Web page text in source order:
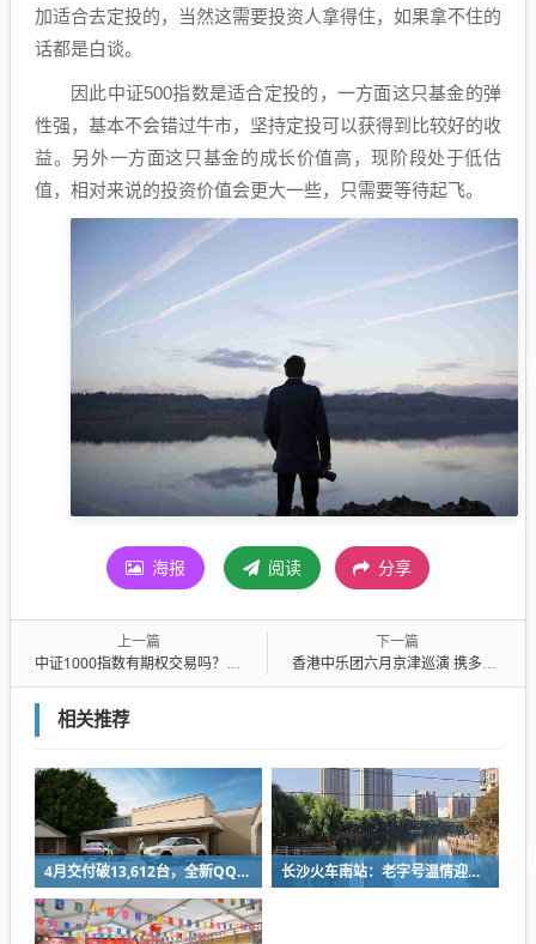
加适合去定投的，当然这需要投资人拿得住，如果拿不住的
话都是白谈。
因此中证500指数是适合定投的，一方面这只基金的弹
性强，基本不会错过牛市，坚持定投可以获得到比较好的收
益。另外一方面这只基金的成长价值高，现阶段处于低估
值，相对来说的投资价值会更大一些，只需要等待起飞。
海报 阅读 分享
上一篇
中证1000指数有期权交易吗？中证1000股指期货和股指期权手续费是多少
下一篇
香港中乐团六月京津巡演 携多位国际艺术家献演
相关推荐
4月交付破13,612台，全新QQ3实力证言王者回归 长沙火车南站：老字号温情迎客 出站口记得品尝“好鸭”